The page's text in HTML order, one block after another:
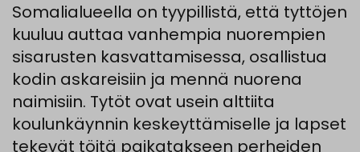
Somalialueella on tyypillistä, että tyttöjen
kuuluu auttaa vanhempia nuorempien
sisarusten kasvattamisessa, osallistua
kodin askareisiin ja mennä nuorena
naimisiin. Tytöt ovat usein alttiita
koulunkäynnin keskeyttämiselle ja lapset
tekevät töitä paikatakseen perheiden